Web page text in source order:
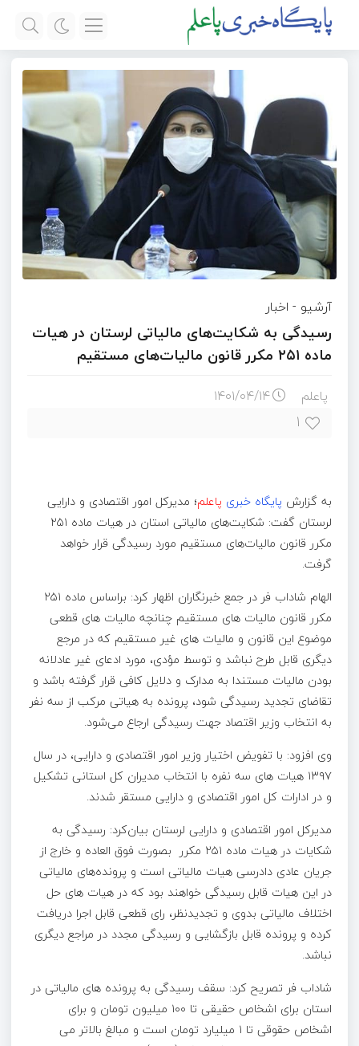
آرشیو - اخبار
رسیدگی به شکایت‌های مالیاتی لرستان در هیات
ماده ۲۵۱ مکرر قانون مالیات‌های مستقیم
پاعلم ۱۴۰۱/۰۴/۱۴
۱
به گزارش پایگاه خبری پاعلم؛ مدیرکل امور اقتصادی و دارایی
لرستان گفت: شکایت‌های مالیاتی استان در هیات ماده ۲۵۱
مکرر قانون مالیات‌های مستقیم مورد رسیدگی قرار خواهد
گرفت.
الهام شاداب فر در جمع خبرنگاران اظهار کرد: براساس ماده ۲۵۱
مکرر قانون مالیات های مستقیم چنانچه مالیات های قطعی
موضوع این قانون و مالیات های غیر مستقیم که در مرجع
دیگری قابل طرح نباشد و توسط ﻣﺆدی، مورد ادعای غیر عادلانه
بودن مالیات مستندا به مدارک و دلایل کافی قرار گرفته باشد و
تقاضای تجدید رسیدگی شود، پرونده به هیاتی مرکب از سه نفر
به انتخاب وزیر اقتصاد جهت رسیدگی ارجاع می‌شود.
وی افزود: با تفویض اختیار وزیر امور اقتصادی و دارایی، در سال
۱۳۹۷ هیات های سه نفره با انتخاب مدیران کل استانی تشکیل
و در ادارات کل امور اقتصادی و دارایی مستقر شدند.
مدیرکل امور اقتصادی و دارایی لرستان بیان‌کرد: رسیدگی به
شکایات در هیات ماده ۲۵۱ مکرر بصورت فوق العاده و خارج از
جریان عادی دادرسی هیات مالیاتی است و پرونده‌های مالیاتی
در این هیات قابل رسیدگی خواهند بود که در هیات های حل
اختلاف مالیاتی بدوی و تجدیدنظر، رای قطعی قابل اجرا دریافت
کرده و پرونده قابل بازگشایی و رسیدگی مجدد در مراجع دیگری
نباشد.
شاداب فر تصریح کرد: سقف رسیدگی به پرونده های مالیاتی در
استان برای اشخاص حقیقی تا ۱۰۰ میلیون تومان و برای
اشخاص حقوقی تا ۱ میلیارد تومان است و مبالغ بالاتر می